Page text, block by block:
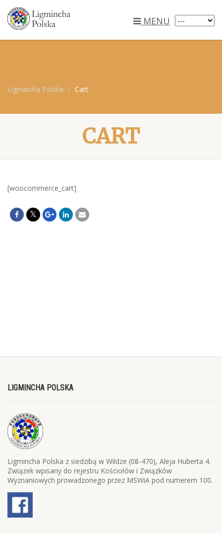
MENU
Ligmincha Polska Cart
CART
[woocommerce_cart]
LIGMINCHA POLSKA
Ligmincha Polska z siedzibą w Wildze (08-470), Aleja Huberta 4.
Związek wpisany do rejestru Kościołów i Związków
Wyznaniowych prowadzonego przez MSWiA pod numerem 100.